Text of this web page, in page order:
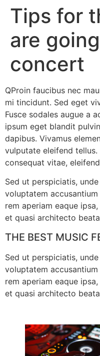
Tips for
are
concert
QProin faucibus nec
mi tincidunt. Sed eget
Fusce sodales augue a
ipsum eget blandit
dapibus. Vivamus
vulputate eleifend
consequat vitae,
Sed ut perspiciatis,
voluptatem
rem aperiam eaque
et quasi architecto
THE BEST MUSIC
Sed ut perspiciatis,
voluptatem
rem aperiam eaque
et quasi architecto